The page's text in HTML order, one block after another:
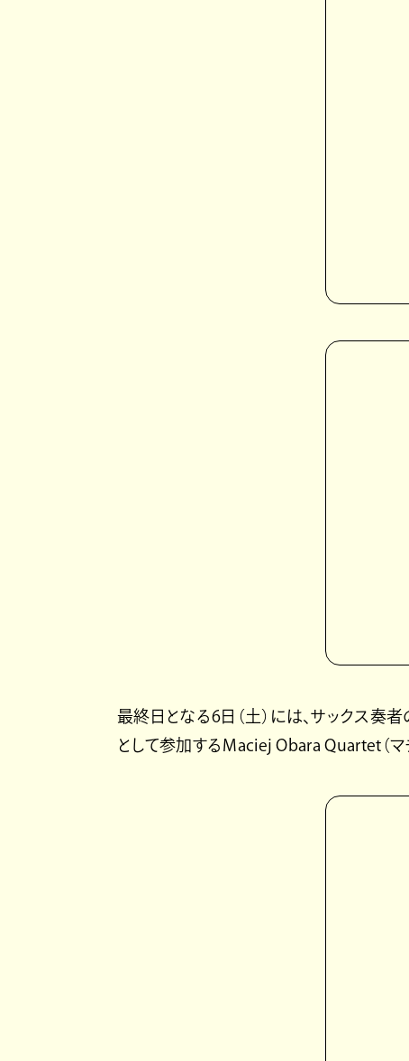
最終日となる6日（土）には、サックス奏
として参加するMaciej Obara Quartet（マ